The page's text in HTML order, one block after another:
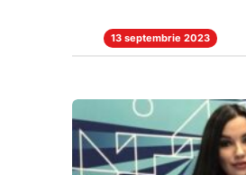
13 septembrie 2023